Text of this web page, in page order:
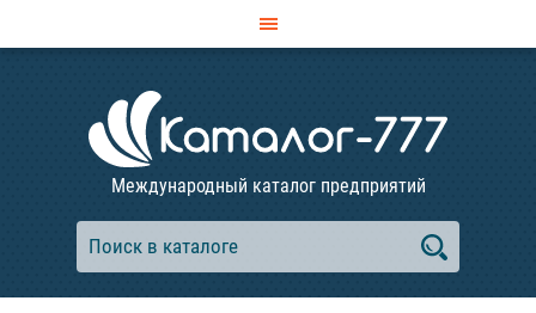
Международный каталог предприятий